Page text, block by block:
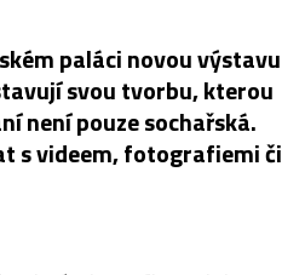
paláci novou výstavu
svou tvorbu, kterou
není pouze sochařská.
s videem, fotografiemi či